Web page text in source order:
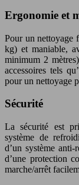
Ergonomie et
Pour un nettoyage
kg) et maniable,
minimum 2
accessoires tels
pour un nettoyage
Sécurité
La sécurité est
système de
d’un système
d’une protection
marche/arrêt